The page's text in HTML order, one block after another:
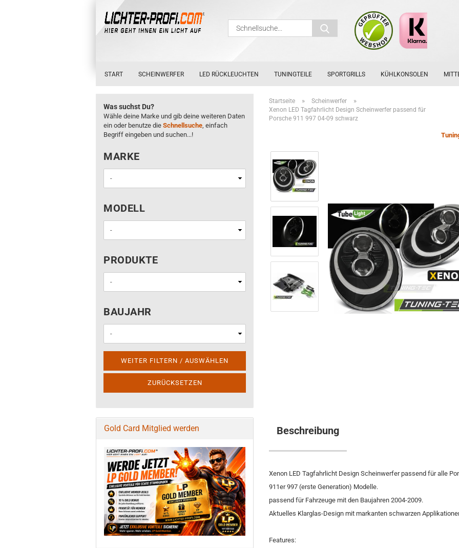
Schnellsuche...
START SCHEINWERFER LED RÜCKLEUCHTEN TUNINGTEILE SPORTGRILLS KÜHLKONSOLEN
Startseite » Scheinwerfer »
Xenon LED Tagfahrlicht Design Scheinwerfer passend für
Porsche 911 997 04-09 schwarz
Beschreibung
Xenon LED Tagfahrlicht Design Scheinwerfer passend für alle
911er 997 (erste Generation) Modelle.
passend für Fahrzeuge mit den Baujahren 2004-2009.
Aktuelles Klarglas-Design mit markanten schwarzen
Features:
Was suchst Du?
Wähle deine Marke und gib deine weiteren Daten
ein oder benutze die Schnellsuche, einfach
Begriff eingeben und suchen...!
MARKE
MARKE
MODELL
MODELL
PRODUKTE
PRODUKTE
BAUJAHR
BAUJAHR
WEITER FILTERN / AUSWÄHLEN
ZURÜCKSETZEN
Gold Card Mitglied werden